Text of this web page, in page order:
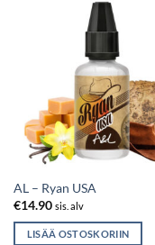
AL – Ryan USA
€14.90 sis. alv
LISÄÄ OSTOSKORIIN